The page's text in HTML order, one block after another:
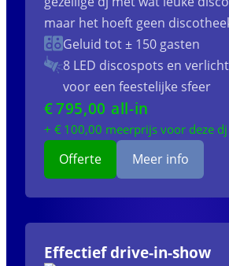
maar het hoeft geen
Geluid tot ± 150 gasten
8 LED discospots en
voor een feestelijke sfeer
€795,00 all-in
+ € 100,00 meerprijs voor deze dj
Offerte Meer info
Effectief drive-in-show